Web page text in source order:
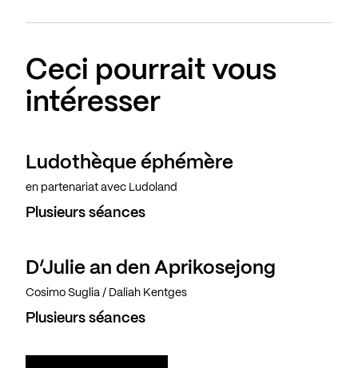
Ceci pourrait vous
intéresser
Ludothèque éphémère
en partenariat avec Ludoland
Plusieurs séances
D’Julie an den Aprikosejong
Cosimo Suglia / Daliah Kentges
Plusieurs séances